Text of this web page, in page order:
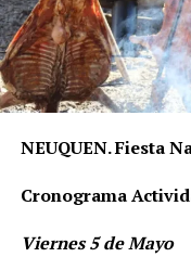
NEUQUEN. Fiesta
Cronograma
Viernes 5 de Mayo